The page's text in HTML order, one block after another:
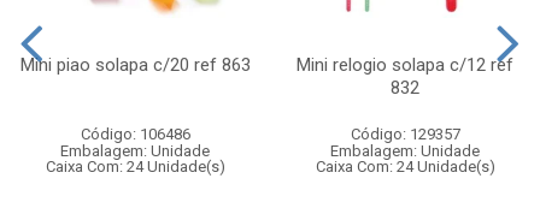
Mini piao solapa c/20 ref 863
Código: 106486
Embalagem: Unidade
Caixa Com: 24 Unidade(s)
Mini relogio solapa c/12 ref
832
Código: 129357
Embalagem: Unidade
Caixa Com: 24 Unidade(s)